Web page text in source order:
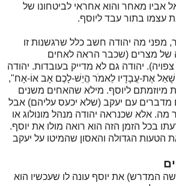
אביו מאחר והוא אחראי לביטחונו של
עצמו בתור עבד ליוסף.
מפני מה יהודה חשב כלל שרגשנות זו
של מצרים (שכבר הראה לאחים
יהודה גם לא מדייק בעובדות. יהודה
אֶת-עֲבָדָיו לֵאמֹר הֲיֵשׁ-לָכֶם אָב אוֹ-אָח",
מיוזמתם ליוסף. מילא שהאחים משנים
עם יעקב (שלא יכעס עליהם) אבל
מה. אלא שכנראה יהודה מנהל מונולוג או
בכל הזמן הזה הוא רואה מולו את יוסף.
הטעות הגדולה והאסון שהמיטו על יעקב
המדרש) את יוסף עונה לו שעכשיו הוא